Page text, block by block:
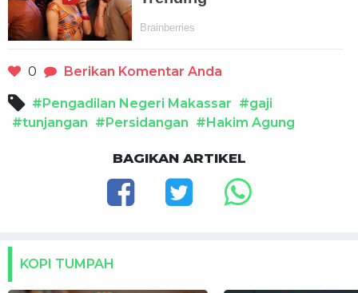
0 Berikan Komentar Anda
#Pengadilan Negeri Makassar #gaji
#tunjangan #Persidangan #Hakim Agung
BAGIKAN ARTIKEL
KOPI TUMPAH